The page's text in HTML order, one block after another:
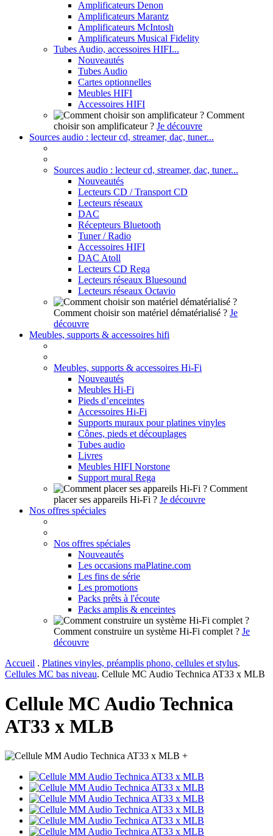
Amplificateurs Denon
Amplificateurs Marantz
Amplificateurs McIntosh
Amplificateurs Musical Fidelity
Tubes Audio, accessoires HIFI...
Nouveautés
Tubes Audio
Cartes optionnelles
Meubles HIFI
Accessoires HIFI
Comment
choisir son amplificateur ? Je découvre
Sources audio : lecteur cd, streamer, dac, tuner...
Sources audio : lecteur cd, streamer, dac, tuner...
Nouveautés
Lecteurs CD / Transport CD
Lecteurs réseaux
DAC
Récepteurs Bluetooth
Tuner / Radio
Accessoires HIFI
DAC Atoll
Lecteurs CD Rega
Lecteurs réseaux Bluesound
Lecteurs réseaux Octavio
Comment choisir son matériel dématérialisé ? Je
découvre
Meubles, supports & accessoires hifi
Meubles, supports & accessoires Hi-Fi
Nouveautés
Meubles Hi-Fi
Pieds d’enceintes
Accessoires Hi-Fi
Supports muraux pour platines vinyles
Cônes, pieds et découplages
Tubes audio
Livres
Meubles HIFI Norstone
Support mural Rega
Comment
placer ses appareils Hi-Fi ? Je découvre
Nos offres spéciales
Nos offres spéciales
Nouveautés
Les occasions maPlatine.com
Les fins de série
Les promotions
Packs prêts à l'écoute
Packs amplis & enceintes
Comment construire un système Hi-Fi complet ? Je
découvre
Accueil . Platines vinyles, préamplis phono, cellules et stylus.
Cellules MC bas niveau. Cellule MC Audio Technica AT33 x MLB
Cellule MC Audio Technica
AT33 x MLB
+